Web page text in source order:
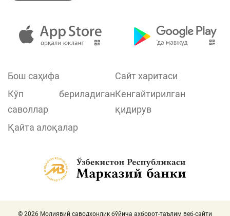
Бош саҳифа
Сайт харитаси
Кўп бериладиган
саволлар
Кенгайтирилган
қидирув
Қайта алоқалар
© 2026 Молиявий саводхонлик бўйича ахборот-таълим веб-сайти